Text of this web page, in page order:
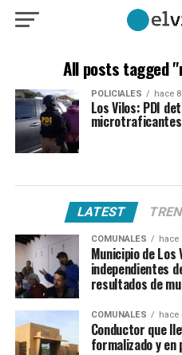
All posts tagged
POLICIALES hace
Los Vilos: PDI
microtraficantes
LATEST
COMUNALES hace
Municipio de
independientes
resultados de
COMUNALES hace
Conductor que
formalizado y